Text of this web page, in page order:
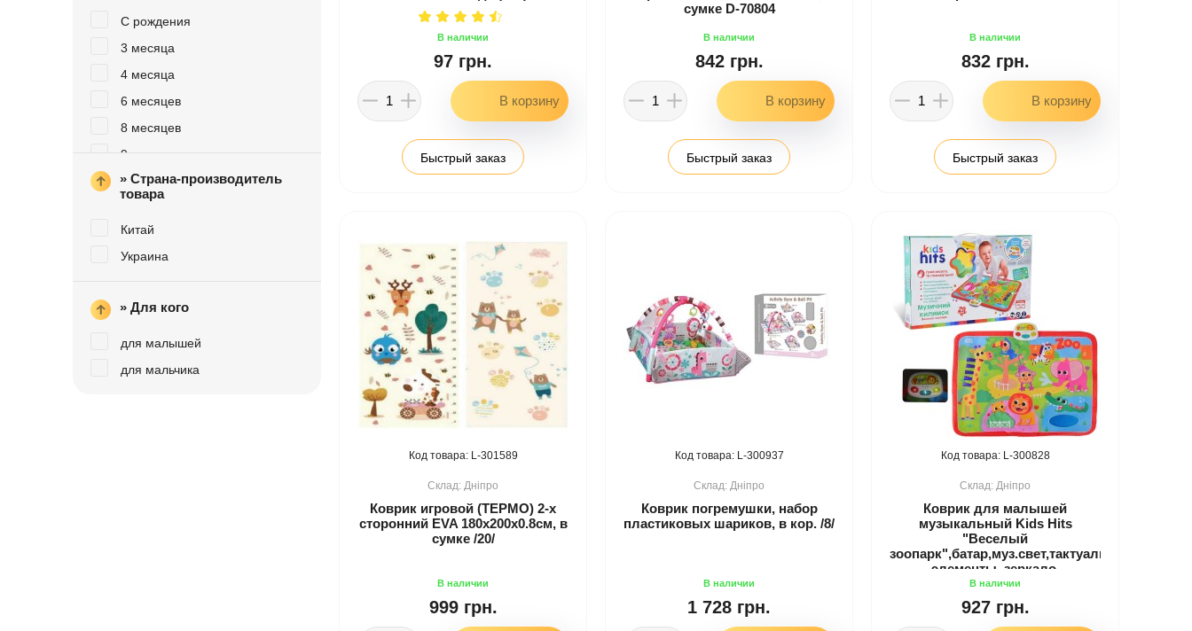
Іграшки в дитячий садок
Подарки для детей 97 грн.
Быстрый заказ
сумке D-70804
842 грн.
Быстрый заказ
832 грн.
Быстрый заказ
301589
Дніпро
Коврик игровой (ТЕРМО) 2-х
сторонний EVA 180х200х0.8см, в
сумке /20/
999 грн.
300937
Дніпро
Коврик погремушки, набор
пластиковых шариков, в кор. /8/
1 728 грн.
300828
Дніпро
Коврик для малышей
музыкальный Kids Hits
"Веселый
зоопарк",батар,муз.свет,тактуальные
элементы, зеркало,
размер80*60см., кор.48*31*6см
/10/
927 грн.
С рождения
3 месяца
4 месяца
6 месяцев
8 месяцев
9 месяцев
10 месяцев
від 1 року
» Страна-производитель
товара
Китай
Украина
» Для кого
для малышей
для мальчика